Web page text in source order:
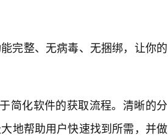
完整、无病毒、无捆绑，让你的
简化软件的获取流程。清晰的分
地帮助用户快速找到所需，并做